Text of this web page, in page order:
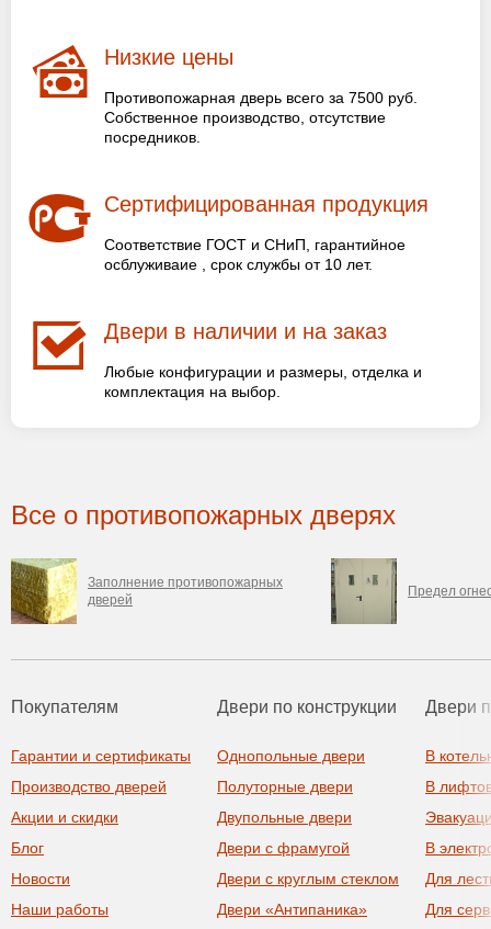
Низкие цены
Противопожарная дверь всего за 7500 руб.
Собственное производство, отсутствие
посредников.
Сертифицированная продукция
Соответствие ГОСТ и СНиП, гарантийное
осблуживаие , срок службы от 10 лет.
Двери в наличии и на заказ
Любые конфигурации и размеры, отделка и
комплектация на выбор.
Все о противопожарных дверях
Заполнение противопожарных
дверей
Предел
Покупателям
Гарантии и сертификаты
Производство дверей
Акции и скидки
Блог
Новости
Наши работы
Двери по конструкции
Однопольные двери
Полуторные двери
Двупольные двери
Двери с фрамугой
Двери с круглым стеклом
Двери «Антипаника»
Двери
В
В
В
Для
Для